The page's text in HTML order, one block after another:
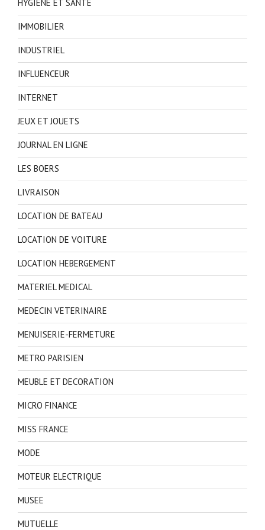
HYGIENE ET SANTE
IMMOBILIER
INDUSTRIEL
INFLUENCEUR
INTERNET
JEUX ET JOUETS
JOURNAL EN LIGNE
LES BOERS
LIVRAISON
LOCATION DE BATEAU
LOCATION DE VOITURE
LOCATION HEBERGEMENT
MATERIEL MEDICAL
MEDECIN VETERINAIRE
MENUISERIE-FERMETURE
METRO PARISIEN
MEUBLE ET DECORATION
MICRO FINANCE
MISS FRANCE
MODE
MOTEUR ELECTRIQUE
MUSEE
MUTUELLE